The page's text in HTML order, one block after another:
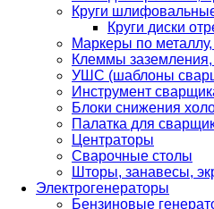
Круги
Круги диски
Маркеры по
Клеммы
УШС (шаблоны
Инструмент
Блоки снижения
Палатка для
Центраторы
Сварочные столы
Шторы, занавесы,
Электрогенераторы
Бензиновые